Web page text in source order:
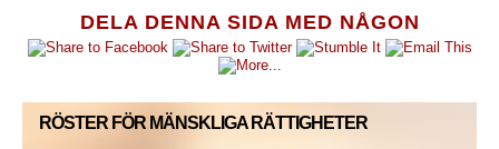
DELA DENNA SIDA MED NÅGON
RÖSTER FÖR MÄNSKLIGA RÄTTIGHETER